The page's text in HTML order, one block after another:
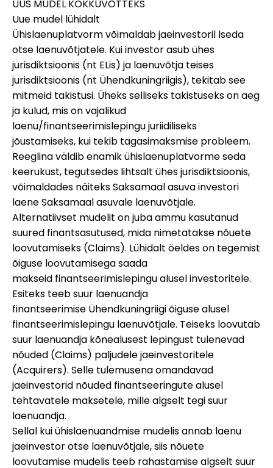
UUS MUDEL KOKKUVÕTTEKS
Uue mudel lühidalt
Ühislaenuplatvorm võimaldab jaeinvestoril lseda
otse laenuvõtjatele. Kui investor asub ühes
jurisdiktsioonis (nt ELis) ja laenuvõtja teises
jurisdiktsioonis (nt Ühendkuningriigis), tekitab see
mitmeid takistusi. Üheks selliseks takistuseks on aeg
ja kulud, mis on vajalikud
laenu/finantseerimislepingu juriidiliseks
jõustamiseks, kui tekib tagasimaksmise probleem.
Reeglina väldib enamik ühislaenuplatvorme seda
keerukust, tegutsedes lihtsalt ühes jurisdiktsioonis,
võimaldades näiteks Saksamaal asuva investori
laene Saksamaal asuvale laenuvõtjale.
Alternatiivset mudelit on juba ammu kasutanud
suured finantsasutused, mida nimetatakse nõuete
loovutamiseks (Claims). Lühidalt öeldes on tegemist
õiguse loovutamisega saada
makseid finantseerimislepingu alusel investoritele.
Esiteks teeb suur laenuandja
finantseerimise Ühendkuningriigi õiguse alusel
finantseerimislepingu laenuvõtjale. Teiseks loovutab
suur laenuandja kõnealusest lepingust tulenevad
nõuded (Claims) paljudele jaeinvestoritele
(Acquirers). Selle tulemusena omandavad
jaeinvestorid nõuded finantseeringute alusel
tehtavatele maksetele, mille algselt tegi suur
laenuandja.
Sellal kui ühislaenuandmise mudelis annab laenu
jaeinvestor otse laenuvõtjale, siis nõuete
loovutamise mudelis teeb rahastamise algselt suur